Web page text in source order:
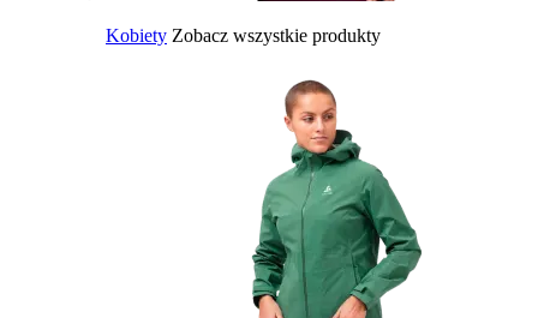
Kobiety Zobacz wszystkie produkty